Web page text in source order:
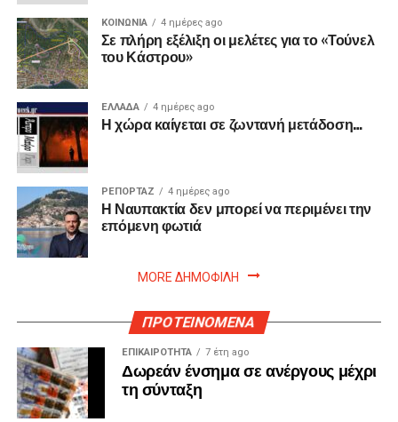
ΚΟΙΝΩΝΙΑ 4 ημέρες ago
Σε πλήρη εξέλιξη οι μελέτες για το «Τούνελ
του Κάστρου»
ΕΛΛΑΔΑ 4 ημέρες ago
Η χώρα καίγεται σε ζωντανή μετάδοση…
ΡΕΠΟΡΤΑΖ 4 ημέρες ago
Η Ναυπακτία δεν μπορεί να περιμένει την
επόμενη φωτιά
MORE ΔΗΜΟΦΙΛΗ
ΠΡΟΤΕΙΝΟΜΕΝΑ
ΕΠΙΚΑΙΡΟΤΗΤΑ 7 έτη ago
Δωρεάν ένσημα σε ανέργους μέχρι
τη σύνταξη